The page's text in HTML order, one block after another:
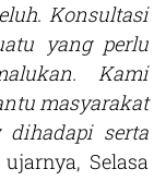
Konsultasi
yang perlu
Kami
masyarakat
dihadapi serta
Selasa